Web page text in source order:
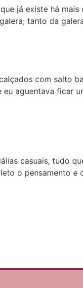
já existe há
tanto da
com salto
aguentava ficar
casuais, tudo
o pensamento e